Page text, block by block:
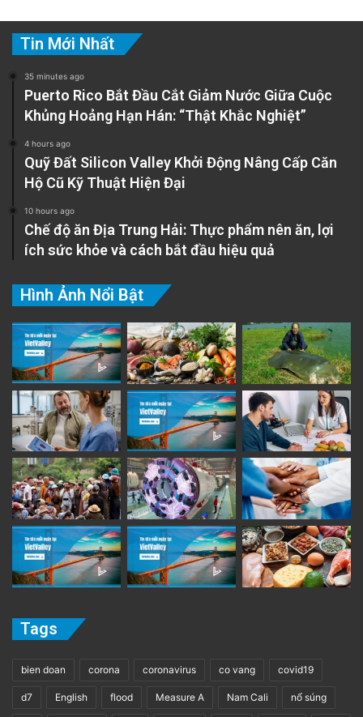
Tin Mới Nhất
35 minutes ago
Puerto Rico Bắt Đầu Cắt Giảm Nước Giữa Cuộc
Khủng Hoảng Hạn Hán: “Thật Khắc Nghiệt”
4 hours ago
Quỹ Đất Silicon Valley Khởi Động Nâng Cấp Căn
Hộ Cũ Kỹ Thuật Hiện Đại
10 hours ago
Chế độ ăn Địa Trung Hải: Thực phẩm nên ăn, lợi
ích sức khỏe và cách bắt đầu hiệu quả
Hình Ảnh Nổi Bật
Tags
bien doan corona coronavirus co vang covid19
d7 English flood Measure A Nam Cali nổ súng